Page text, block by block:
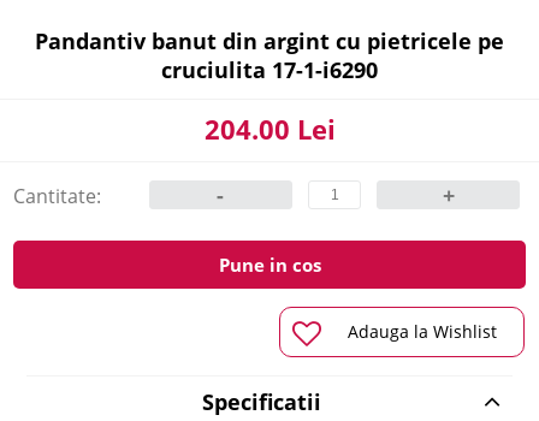
Adauga la Wishlist
Pandantiv banut din argint cu pietricele pe
cruciulita 17-1-i6290
204.00 Lei
Cantitate: - +
Pune in cos
Specificatii